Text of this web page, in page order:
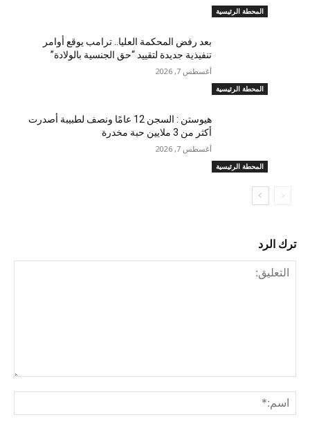
المحطة الرئيسية
المحطة الرئيسية
بعد رفض المحكمة العليا.. ترامب يوقع أوامر
تنفيذية جديدة لتقييد “حق الجنسية بالولادة”
أغسطس 7, 2026
المحطة الرئيسية
هيوستن : السجن 12 عامًا ونصف لطبيبة أصدرت
أكثر من 3 ملايين حبة مخدرة
أغسطس 7, 2026
ترك الرد